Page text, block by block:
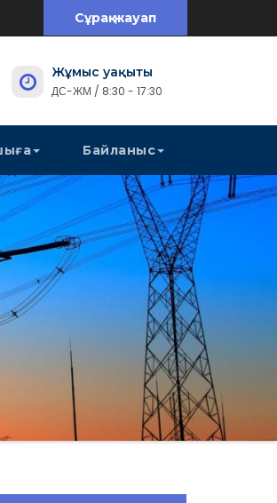
Сұрақ-жауап
Жұмыс уақыты
ДС-ЖМ / 8:30 - 17:30
Байланыс